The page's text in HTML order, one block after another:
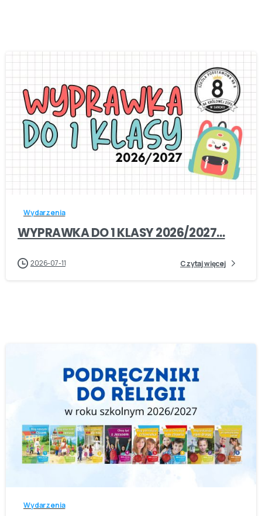
-
Wydarzenia
WYPRAWKA DO 1 KLASY 2026/2027…
2026-07-11 Czytaj więcej
-
Wydarzenia